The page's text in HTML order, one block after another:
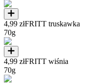
4,99 złFRITT truskawka
70g
4,99 złFRITT wiśnia
70g